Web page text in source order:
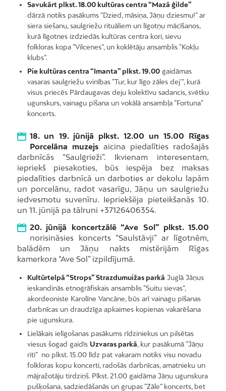
Savukārt plkst. 18.00 kultūras centra “Mazā ģilde”
dārzā notiks pasākums “Dzied, māsiņa, Jāņu dziesmu!” ar
siera siešanu, saulgriežu rituāliem un līgotņu mācīšanos,
kurā līgotnes izdziedās kultūras centra kori, sievu
folkloras kopa “Vilcenes”, un koklētāju ansamblis “Kokļu
klubs”.
Pie kultūras centra “Imanta” plkst. 19.00gaidāmas
vasaras saulgriežu svinības “Tur, kur līgo zāles dej’”, kurā
visus priecēs Pārdaugavas deju kolektīvu sadancis, svētku
ugunskurs, vainagu pīšana un vokālā ansambļa “Fortuna”
koncerts.
18. un 19. jūnijā plkst. 12.00 un 15.00 Rīgas
Porcelāna muzejs aicina piedalīties radošajās
darbnīcās “Saulgrieži”. Ikvienam interesentam,
iepriekš piesakoties, būs iespēja bez maksas
piedalīties darbnīcā un darboties ar dekolu lapām
un porcelānu, radot vasarīgu, Jāņu un saulgriežu
iedvesmotu suvenīru. Iepriekšēja pieteikšanās 10.
un 11. jūnijā pa tālruni +37126406354.
20. jūnijā koncertzālē “Ave Sol” plkst. 15.00
norisināsies koncerts “Saulstāvji” ar līgotnēm,
balādēm un Jāņu nakts mistērijām Rīgas
kamerkora “Ave Sol” izpildījumā.
Kultūrtelpā “Strops” Strazdumuižas parkā Juglā Jāņus
ieskandinās etnogrāfiskais ansamblis “Suitu sievas”,
akordeoniste Karolīne Vancāne, būs arī vainagu pīšanas
darbnīcas un draudzīga apkaimes kopienas vakarēšana
pie ugunskura.
Lielākais ielīgošanas pasākums rīdziniekus un pilsētas
viesus šogad gaidīs Uzvaras parkā, kur pasākumā “Jāņu
riti” no plkst. 15.00 līdz pat vakaram notiks visu novadu
folkloras kopu koncerti, radošās darbnīcas, amatnieku un
mājražotāju tirdziņš. Plkst. 21.00 gaidāma Jāņu ugunskura
pušķošana, sadziedāšanās un grupas “Zāle” koncerts, bet